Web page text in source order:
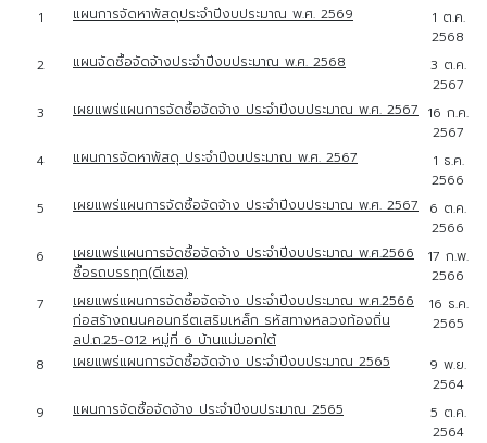
1
แผนการจัดหาพัสดุประจำปีงบประมาณ พ.ศ. 2569
1 ต.ค.
2568
2
แผนจัดซื้อจัดจ้างประจำปีงบประมาณ พ.ศ. 2568
3 ต.ค.
2567
3
เผยแพร่แผนการจัดซื้อจัดจ้าง ประจำปีงบประมาณ พ.ศ. 2567 16 ก.ค.
2567
4
แผนการจัดหาพัสดุ ประจำปีงบประมาณ พ.ศ. 2567
1 ธ.ค.
2566
5
เผยแพร่แผนการจัดซื้อจัดจ้าง ประจำปีงบประมาณ พ.ศ. 2567
6 ต.ค.
2566
6
เผยแพร่แผนการจัดซื้อจัดจ้าง ประจำปีงบประมาณ พ.ศ.2566
ซื้อรถบรรทุก(ดีเซล)
17 ก.พ.
2566
7
เผยแพร่แผนการจัดซื้อจัดจ้าง ประจำปีงบประมาณ พ.ศ.2566
ก่อสร้างถนนคอนกรีตเสริมเหล็ก รหัสทางหลวงท้องถิ่น
ลป.ถ.25-012 หมู่ที่ 6 บ้านแม่มอกใต้
16 ธ.ค.
2565
8 เผยแพร่แผนการจัดซื้อจัดจ้าง ประจำปีงบประมาณ 2565
9 พ.ย.
2564
9
แผนการจัดซื้อจัดจ้าง ประจำปีงบประมาณ 2565
5 ต.ค.
2564